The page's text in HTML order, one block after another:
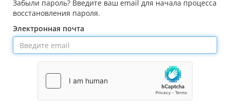
Забыли пароль? Введите ваш email для начала процесса
восстановления пароля.
Электронная почта